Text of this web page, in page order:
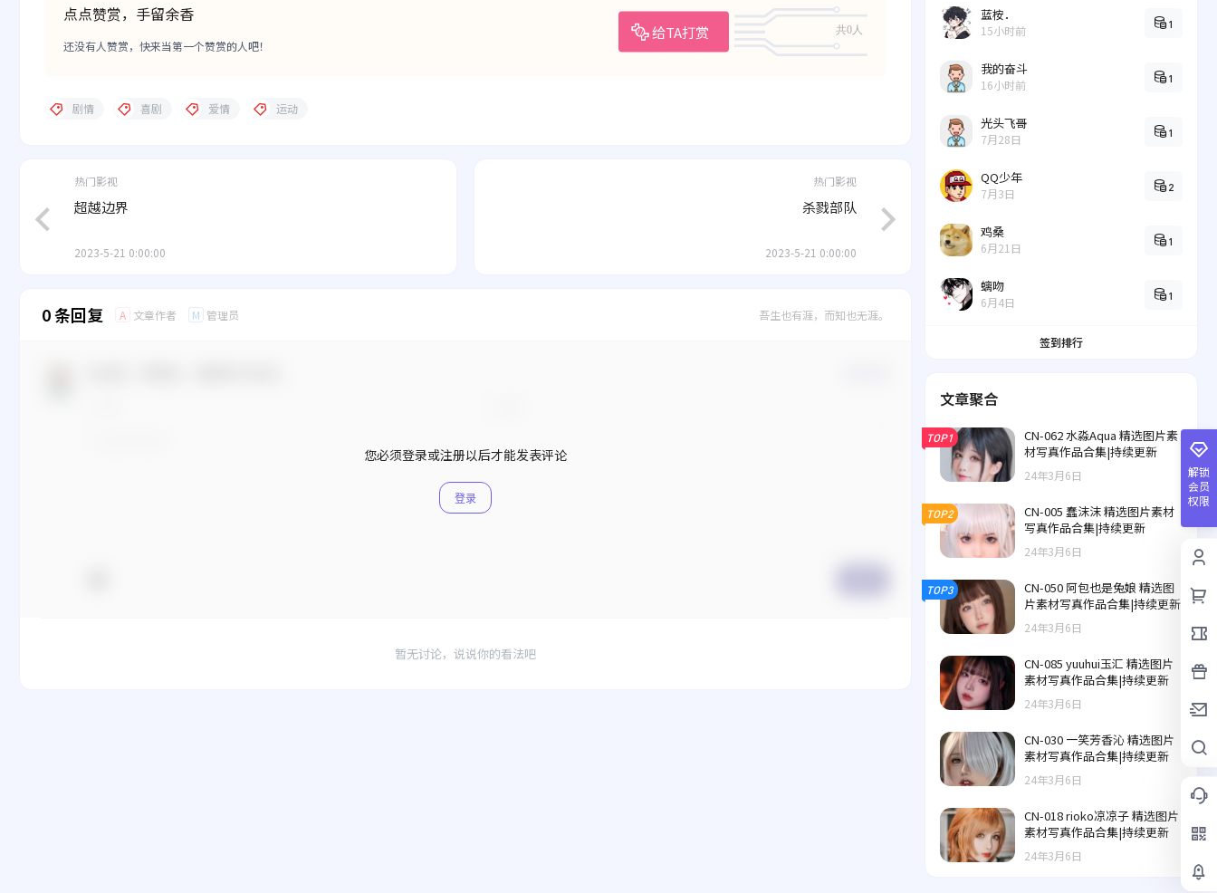
点点赞赏，手留余香
给TA打赏 共0人
还没有人赞赏，快来当第一个赞赏的人吧！
剧情 喜剧 爱情 运动
热门影视
超越边界
2023-5-21 0:00:00
热门影视
杀戮部队
2023-5-21 0:00:00
0 条回复 A 文章作者 M 管理员 吾生也有涯，而知也无涯。
您必须登录或注册以后才能发表评论
登录
暂无讨论，说说你的看法吧
蓝桉．
15小时前 1
我的奋斗
16小时前 1
光头飞哥
7月28日 1
QQ少年
7月3日 2
鸡桑
6月21日 1
螭吻
6月4日 1
签到排行
文章聚合
TOP1
CN-062 水淼Aqua 精选图片素
材写真作品合集|持续更新
24年3月6日
TOP2
CN-005 蠢沫沫 精选图片素材
写真作品合集|持续更新
24年3月6日
TOP3
CN-050 阿包也是兔娘 精选图
片素材写真作品合集|持续更新
24年3月6日
CN-085 yuuhui玉汇 精选图片
素材写真作品合集|持续更新
24年3月6日
CN-030 一笑芳香沁 精选图片
素材写真作品合集|持续更新
24年3月6日
CN-018 rioko凉凉子 精选图片
素材写真作品合集|持续更新
24年3月6日
解锁
会员
权限